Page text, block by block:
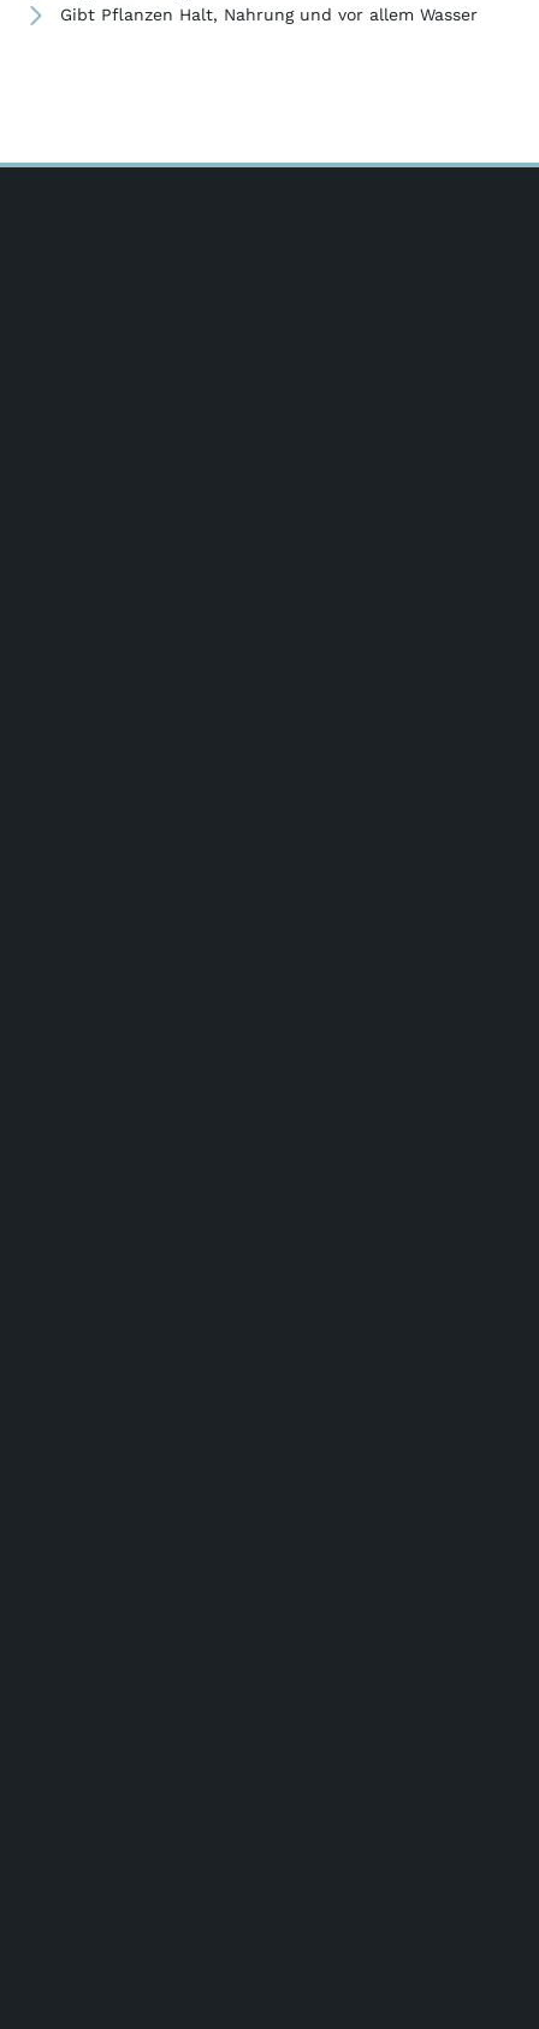
Gibt Pflanzen Halt, Nahrung und vor allem Wasser